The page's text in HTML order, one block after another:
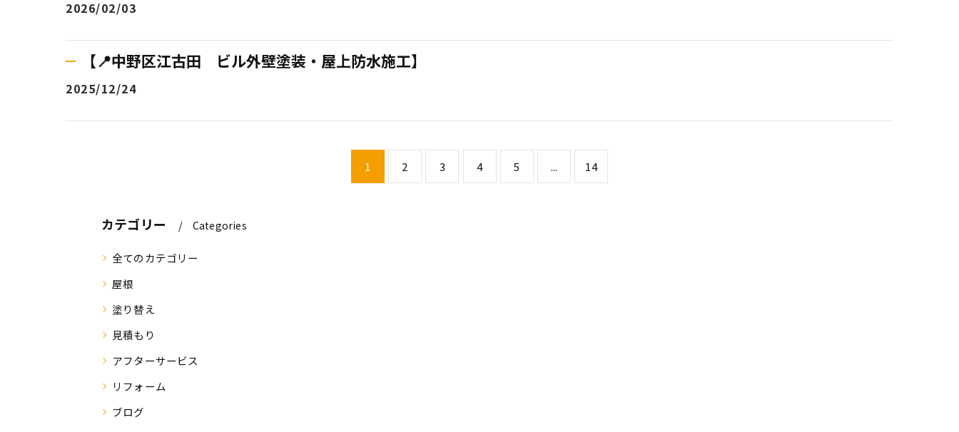
2026/02/03
【📍中野区江古田 ビル外壁塗装・屋上防水施工】
2025/12/24
1 2 3 4 5 ... 14
カテゴリー Categories
全てのカテゴリー
屋根
塗り替え
見積もり
アフターサービス
リフォーム
ブログ